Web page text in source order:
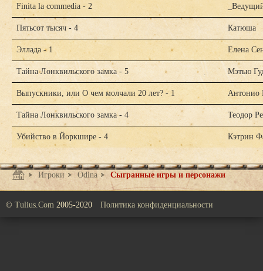
Finita la commedia - 2
Пятьсот тысяч - 4 Катюша
Эллада - 1 Елена
Тайна Лонквильского замка - 5 Мэтью
Выпускники, или О чем молчали 20 лет? - 1 Антонио
Тайна Лонквильского замка - 4 Теодор
Убийство в Йоркшире - 4 Кэтрин
Игроки Odina Сыгранные игры и персонажи
© Tulius.Com 2005-2020 Политика конфиденциальности